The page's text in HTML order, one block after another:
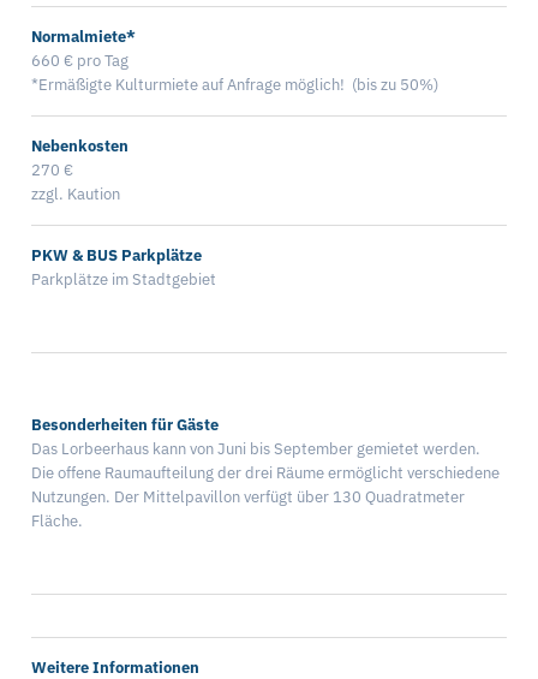
Normalmiete*
660 € pro Tag
*Ermäßigte Kulturmiete auf Anfrage möglich! (bis zu 50%)
Nebenkosten
270 €
zzgl. Kaution
PKW & BUS Parkplätze
Parkplätze im Stadtgebiet
Besonderheiten für Gäste
Das Lorbeerhaus kann von Juni bis September gemietet werden.
Die offene Raumaufteilung der drei Räume ermöglicht verschiedene
Nutzungen. Der Mittelpavillon verfügt über 130 Quadratmeter
Fläche.
Weitere Informationen